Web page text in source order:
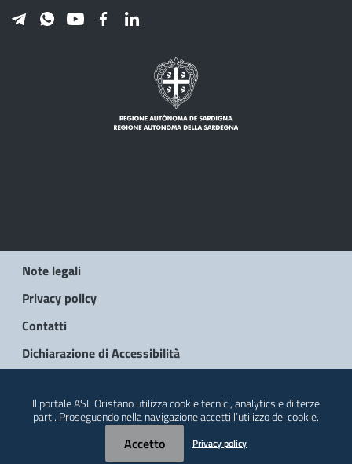
Note legali
Privacy policy
Contatti
Dichiarazione di Accessibilità
Il portale ASL Oristano utilizza cookie tecnici, analytics e di terze
parti. Proseguendo nella navigazione accetti l’utilizzo dei cookie.
Accetto Privacy policy